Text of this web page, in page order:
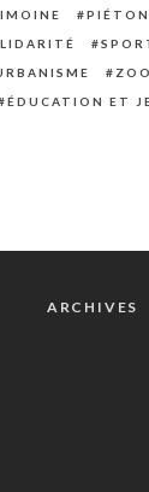
ÉDUCATION ET
ARCHIVES